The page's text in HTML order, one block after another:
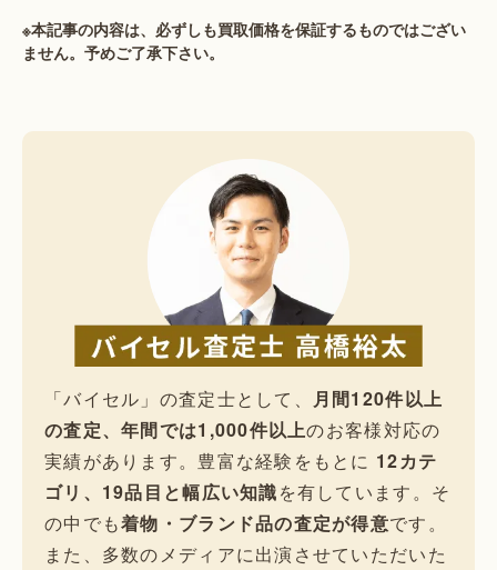
※本記事の内容は、必ずしも買取価格を保証するものではござい
ません。予めご了承下さい。
「バイセル」の査定士として、 月間120件以上
の査定、年間では1,000件以上のお客様対応の
実績があります。豊富な経験をもとに 12カテ
ゴリ、19品目と幅広い知識を有しています。そ
の中でも着物・ブランド品の査定が得意です。
また、多数のメディアに出演させていただいた